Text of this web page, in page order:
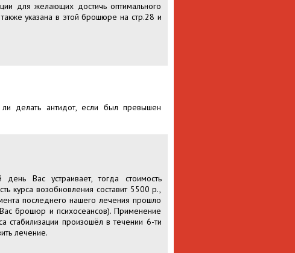
для желающих достичь оптимального
указана в этой брошюре на стр.28 и
ли делать антидот, если был превышен
Вас устраивает, тогда стоимость
курса возобновления составит 5500 р.,
последнего нашего лечения прошло
брошюр и психосеансов). Применение
стабилизации произошёл в течении 6-ти
лечение.